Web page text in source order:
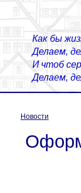
Как бы
Делаем,
И чтоб
Делаем,
Новости